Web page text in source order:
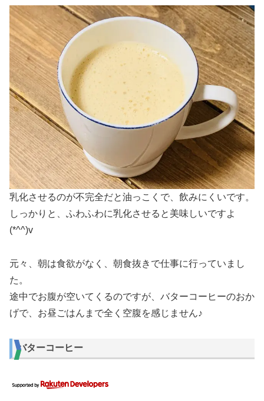
乳化させるのが不完全だと油っこくで、飲みにくいです。
しっかりと、ふわふわに乳化させると美味しいですよ
(*^^)v
元々、朝は食欲がなく、朝食抜きで仕事に行っていまし
た。
途中でお腹が空いてくるのですが、バターコーヒーのおか
げで、お昼ごはんまで全く空腹を感じません♪
バターコーヒー